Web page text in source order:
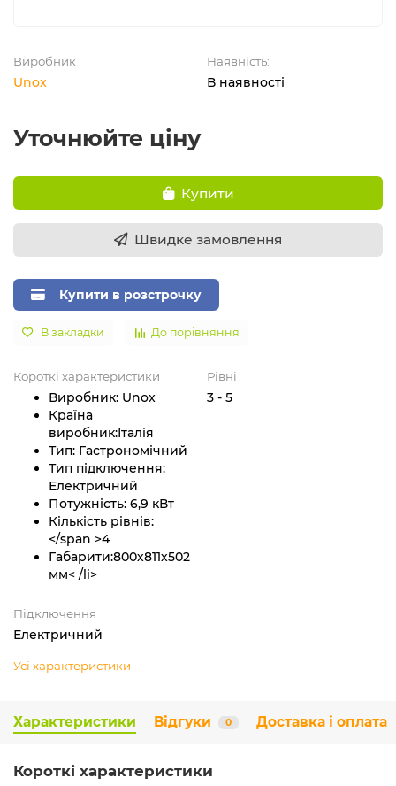
Виробник
Unox
Наявність:
В наявності
Уточнюйте ціну
Купити
Швидке замовлення
Купити в розстрочку
В закладки До порівняння
Короткі характеристики
Виробник: Unox
Країна
виробник:Італія
Тип: Гастрономічний
Тип підключення:
Електричний
Потужність: 6,9 кВт
Кількість рівнів:
</span >4
Габарити:800х811х502
мм< /li>
Рівні
3 - 5
Підключення
Електричний
Усі характеристики
Характеристики Відгуки 0 Доставка і оплата
Короткі характеристики